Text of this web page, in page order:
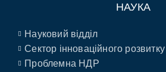
НАУКА
Науковий відділ
Сектор інноваційного розвитку
Проблемна НДР